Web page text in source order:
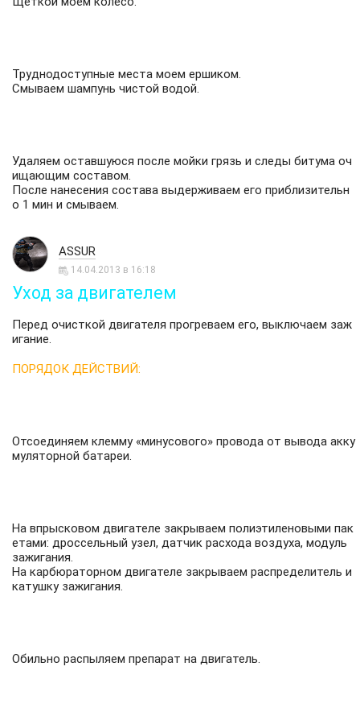
Труднодоступные места моем ершиком.
Смываем шампунь чистой водой.
Удаляем оставшуюся после мойки грязь и следы битума оч
ищающим составом.
После нанесения состава выдерживаем его приблизительн
о 1 мин и смываем.
ASSUR
14.04.2013 в 16:18
Уход за двигателем
Перед очисткой двигателя прогреваем его, выключаем заж
игание.
ПОРЯДОК ДЕЙСТВИЙ:
Отсоединяем клемму «минусового» провода от вывода акку
муляторной батареи.
На впрысковом двигателе закрываем полиэтиленовыми пак
етами: дроссельный узел, датчик расхода воздуха, модуль
зажигания.
На карбюраторном двигателе закрываем распределитель и
катушку зажигания.
Обильно распыляем препарат на двигатель.